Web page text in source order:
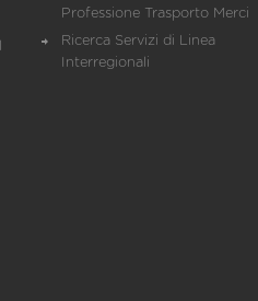
Professione Trasporto Merci
Ricerca Servizi di Linea
Interregionali